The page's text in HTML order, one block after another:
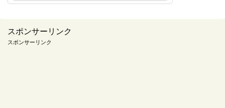
スポンサーリンク
スポンサーリンク